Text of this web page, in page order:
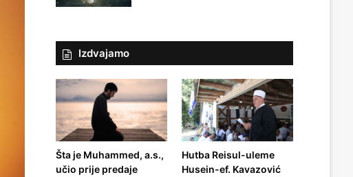
Izdvajamo
Šta je Muhammed, a.s.,
učio prije predaje
Hutba Reisul-uleme
Husein-ef. Kavazović